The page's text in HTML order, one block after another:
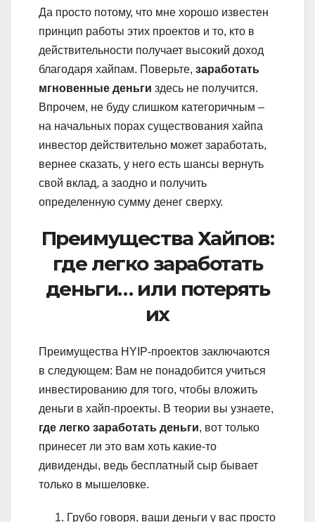
Да просто потому, что мне хорошо известен
принцип работы этих проектов и то, кто в
действительности получает высокий доход
благодаря хайпам. Поверьте, заработать
мгновенные деньги здесь не получится.
Впрочем, не буду слишком категоричным –
на начальных порах существования хайпа
инвестор действительно может заработать,
вернее сказать, у него есть шансы вернуть
свой вклад, а заодно и получить
определенную сумму денег сверху.
Преимущества Хайпов:
где легко заработать
деньги… или потерять
их
Преимущества HYIP-проектов заключаются
в следующем: Вам не понадобится учиться
инвестированию для того, чтобы вложить
деньги в хайп-проекты. В теории вы узнаете,
где легко заработать деньги, вот только
принесет ли это вам хоть какие-то
дивиденды, ведь бесплатный сыр бывает
только в мышеловке.
Грубо говоря, ваши деньги у вас просто